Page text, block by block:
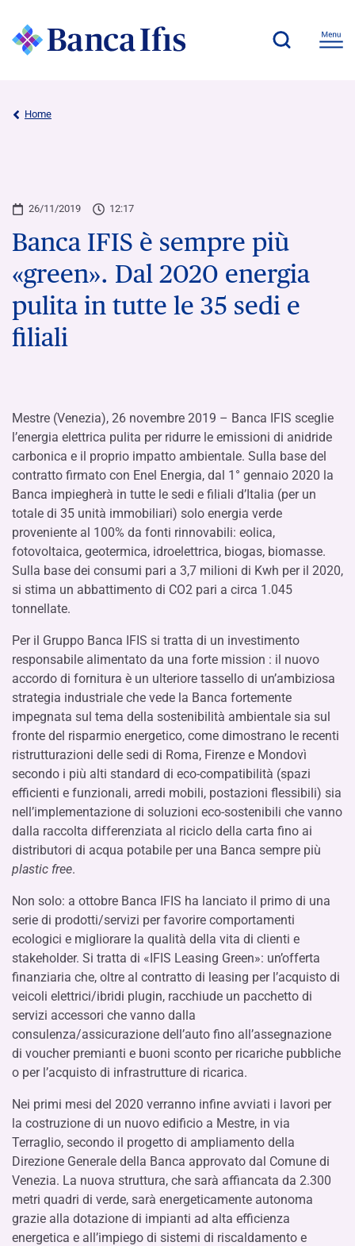
Home
26/11/2019 12:17
Banca IFIS è sempre più
«green». Dal 2020 energia
pulita in tutte le 35 sedi e
filiali
Mestre (Venezia), 26 novembre 2019 – Banca IFIS sceglie
l’energia elettrica pulita per ridurre le emissioni di anidride
carbonica e il proprio impatto ambientale. Sulla base del
contratto firmato con Enel Energia, dal 1° gennaio 2020 la
Banca impiegherà in tutte le sedi e filiali d’Italia (per un
totale di 35 unità immobiliari) solo energia verde
proveniente al 100% da fonti rinnovabili: eolica,
fotovoltaica, geotermica, idroelettrica, biogas, biomasse.
Sulla base dei consumi pari a 3,7 milioni di Kwh per il 2020,
si stima un abbattimento di CO2 pari a circa 1.045
tonnellate.
Per il Gruppo Banca IFIS si tratta di un investimento
responsabile alimentato da una forte mission : il nuovo
accordo di fornitura è un ulteriore tassello di un’ambiziosa
strategia industriale che vede la Banca fortemente
impegnata sul tema della sostenibilità ambientale sia sul
fronte del risparmio energetico, come dimostrano le recenti
ristrutturazioni delle sedi di Roma, Firenze e Mondovì
secondo i più alti standard di eco-compatibilità (spazi
efficienti e funzionali, arredi mobili, postazioni flessibili) sia
nell’implementazione di soluzioni eco-sostenibili che vanno
dalla raccolta differenziata al riciclo della carta fino ai
distributori di acqua potabile per una Banca sempre più
plastic free.
Non solo: a ottobre Banca IFIS ha lanciato il primo di una
serie di prodotti/servizi per favorire comportamenti
ecologici e migliorare la qualità della vita di clienti e
stakeholder. Si tratta di «IFIS Leasing Green»: un’offerta
finanziaria che, oltre al contratto di leasing per l’acquisto di
veicoli elettrici/ibridi plugin, racchiude un pacchetto di
servizi accessori che vanno dalla
consulenza/assicurazione dell’auto fino all’assegnazione
di voucher premianti e buoni sconto per ricariche pubbliche
o per l’acquisto di infrastrutture di ricarica.
Nei primi mesi del 2020 verranno infine avviati i lavori per
la costruzione di un nuovo edificio a Mestre, in via
Terraglio, secondo il progetto di ampliamento della
Direzione Generale della Banca approvato dal Comune di
Venezia. La nuova struttura, che sarà affiancata da 2.300
metri quadri di verde, sarà energeticamente autonoma
grazie alla dotazione di impianti ad alta efficienza
energetica e all’impiego di sistemi di riscaldamento e